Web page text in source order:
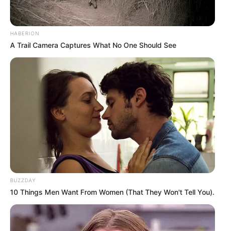
HABERION
A Trail Camera Captures What No One Should See
BUZZDAY
10 Things Men Want From Women (That They Won't Tell You).